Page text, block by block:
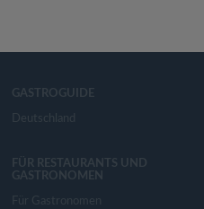
GASTROGUIDE
Deutschland
FÜR RESTAURANTS UND
GASTRONOMEN
Für Gastronomen